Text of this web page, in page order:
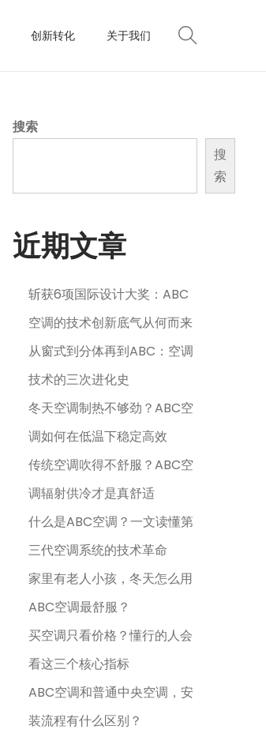
创新转化 关于我们
搜索
搜
索
近期文章
斩获6项国际设计大奖：ABC
空调的技术创新底气从何而来
从窗式到分体再到ABC：空调
技术的三次进化史
冬天空调制热不够劲？ABC空
调如何在低温下稳定高效
传统空调吹得不舒服？ABC空
调辐射供冷才是真舒适
什么是ABC空调？一文读懂第
三代空调系统的技术革命
家里有老人小孩，冬天怎么用
ABC空调最舒服？
买空调只看价格？懂行的人会
看这三个核心指标
ABC空调和普通中央空调，安
装流程有什么区别？